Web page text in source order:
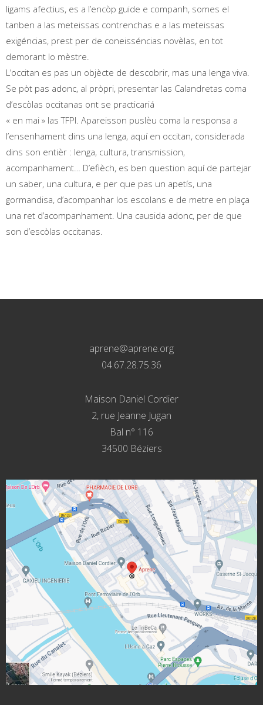
ligams afectius, es a l’encòp guide e companh, somes el
tanben a las meteissas contrenchas e a las meteissas
exigéncias, prest per de coneisséncias novèlas, en tot
demorant lo mèstre.
L’occitan es pas un objècte de descobrir, mas una lenga viva.
Se pòt pas adonc, al pròpri, presentar las Calandretas coma
d’escòlas occitanas ont se practicariá
« en mai » las TFPI. Apareisson puslèu coma la responsa a
l’ensenhament dins una lenga, aquí en occitan, considerada
dins son entièr : lenga, cultura, transmission,
acompanhament… D’efièch, es ben question aquí de partejar
un saber, una cultura, e per que pas un apetís, una
gormandisa, d’acompanhar los escolans e de metre en plaça
una ret d’acompanhament. Una causida adonc, per de que
son d’escòlas occitanas.
aprene@aprene.org
04.67.28.75.36
Maison Daniel Cordier
2, rue Jeanne Jugan
Bal n° 116
34500 Béziers